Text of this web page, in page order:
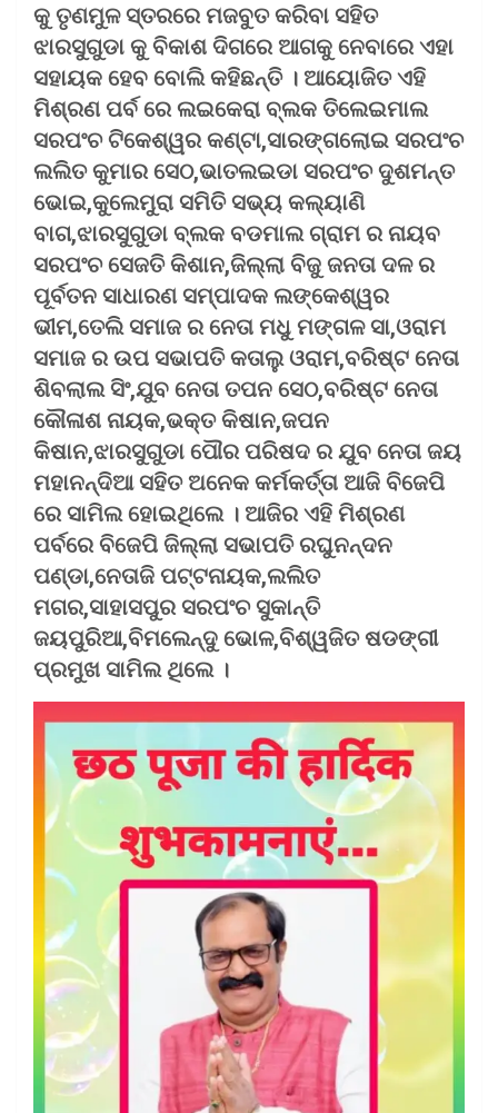
କୁ ତୃଣମୁଳ ସ୍ତରରେ ମଜବୁତ କରିବା ସହିତ
ଝାରସୁଗୁଡା କୁ ବିକାଶ ଦିଗରେ ଆଗକୁ ନେବାରେ ଏହା
ସହାୟକ ହେବ ବୋଲି କହିଛନ୍ତି । ଆୟୋଜିତ ଏହି
ମିଶ୍ରଣ ପର୍ବ ରେ ଲଇକେରା ବ୍ଲକ ତିଲେଇମାଲ
ସରପଂଚ ଟିକେଶ୍ୱର କଣ୍ଟା,ସାରଙ୍ଗଲୋଇ ସରପଂଚ
ଲଲିତ କୁମାର ସେଠ,ଭାତଲଇଡା ସରପଂଚ ଦୁଶମନ୍ତ
ଭୋଇ,କୁଲେମୁରା ସମିତି ସଭ୍ୟ କଲ୍ୟାଣି
ବାଗ,ଝାରସୁଗୁଡା ବ୍ଲକ ବଡମାଲ ଗ୍ରାମ ର ନାୟବ
ସରପଂଚ ସେଜତି କିଶାନ,ଜିଲ୍ଲା ବିଜୁ ଜନତା ଦଳ ର
ପୂର୍ବତନ ସାଧାରଣ ସମ୍ପାଦକ ଲଙ୍କେଶ୍ୱର
ଭୀମ,ତେଲି ସମାଜ ର ନେତା ମଧୁ ମଙ୍ଗଳ ସା,ଓରାମ
ସମାଜ ର ଉପ ସଭାପତି କତାଲୁ ଓରାମ,ବରିଷ୍ଟ ନେତା
ଶିବଲାଲ ସିଂ,ଯୁବ ନେତା ତପନ ସେଠ,ବରିଷ୍ଟ ନେତା
କୌଳାଶ ନାୟକ,ଭକ୍ତ କିଷାନ,ଜପନ
କିଷାନ,ଝାରସୁଗୁଡା ପୌର ପରିଷଦ ର ଯୁବ ନେତା ଜୟ
ମହାନନ୍ଦିଆ ସହିତ ଅନେକ କର୍ମକର୍ତ୍ତା ଆଜି ବିଜେପି
ରେ ସାମିଲ ହୋଇଥିଲେ । ଆଜିର ଏହି ମିଶ୍ରଣ
ପର୍ବରେ ବିଜେପି ଜିଲ୍ଲା ସଭାପତି ରଘୁନନ୍ଦନ
ପଣ୍ଡା,ନେତାଜି ପଟ୍ଟନାୟକ,ଲଲିତ
ମଗର,ସାହାସପୁର ସରପଂଚ ସୁକାନ୍ତି
ଜୟପୁରିଆ,ବିମଲେନ୍ଦୁ ଭୋଳ,ବିଶ୍ୱଜିତ ଷଡଙ୍ଗୀ
ପ୍ରମୁଖ ସାମିଲ ଥିଲେ ।